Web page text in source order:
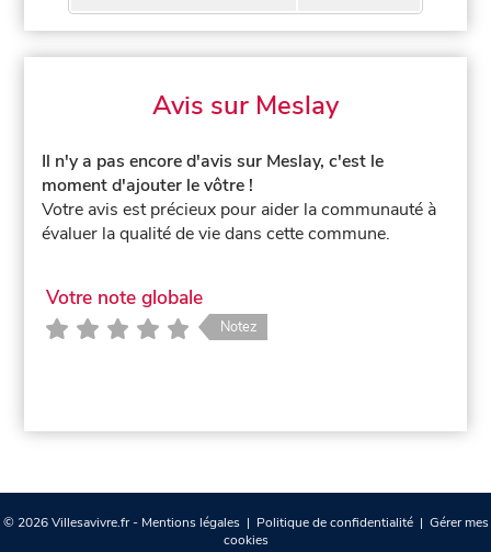
Avis sur Meslay
Il n'y a pas encore d'avis sur Meslay, c'est le
moment d'ajouter le vôtre !
Votre avis est précieux pour aider la communauté à
évaluer la qualité de vie dans cette commune.
Votre note globale
Notez
© 2026 Villesavivre.fr - Mentions légales| Politique de confidentialité| Gérer mes
cookies